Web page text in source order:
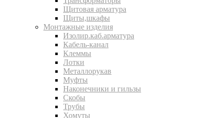
Щитовая арматура
Щиты,шкафы
Монтажные изделия
Изолир.каб.арматура
Кабель-канал
Клеммы
Лотки
Металлорукав
Муфты
Наконечники и гильзы
Скобы
Трубы
Хомуты